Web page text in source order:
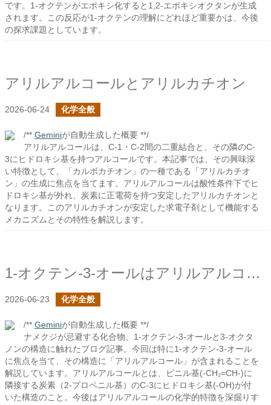
です。1-オクテンがエポキシ化すると1,2-エポキシオクタンが生成
されます。この反応が1-オクテンの理解にどれほど重要かは、今後
の探求課題としています。
アリルアルコールとアリルカチオン
2026-06-24 化学全般
/** Geminiが自動生成した概要 **/
アリルアルコールは、C-1・C-2間の二重結合と、その隣のC-
3にヒドロキシ基を持つアルコールです。本記事では、その興味深
い特徴として、「カルボカチオン」の一種である「アリルカチオ
ン」の生成に焦点を当てます。アリルアルコールは酸性条件下でヒ
ドロキシ基が外れ、炭素に正電荷を持つ安定したアリルカチオンと
なります。このアリルカチオンが安定した求電子剤として機能する
メカニズムとその特性を解説します。
1-オクテン-3-オールはアリルアルコール
2026-06-23 化学全般
/** Geminiが自動生成した概要 **/
ナメクジが忌避する化合物、1-オクテン-3-オールと3-オクタ
ノンの構造に触れたブログ記事。今回は特に1-オクテン-3-オール
に焦点を当て、その構造に「アリルアルコール」が含まれることを
解説しています。アリルアルコールとは、ビニル基(-CH₂=CH-)に
隣接する炭素（2-プロペニル基）のC-3にヒドロキシ基(-OH)が付
いた構造のこと。今後はアリルアルコールの化学的特徴を深掘りす